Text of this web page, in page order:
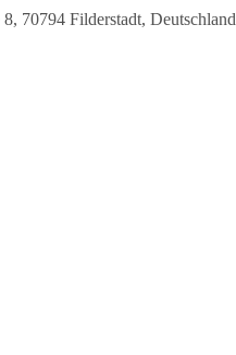
70794 Filderstadt, Deutschland